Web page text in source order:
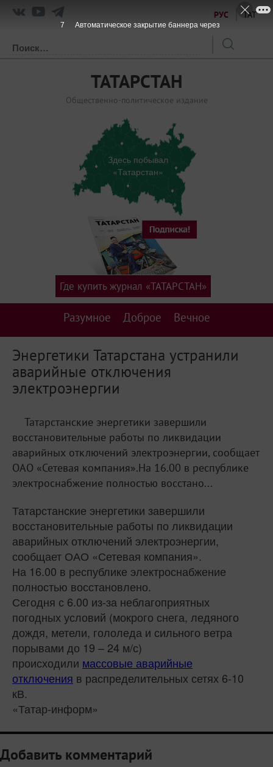
РУС ТАТ
ТАТАРСТАН
Общественно-политическое издание
Здесь побывал
«Татарстан»
Разумное Доброе Вечное
Где купить журнал «ТАТАРСТАН»
Энергетики Татарстана устранили
аварийные отключения
электроэнергии
Татарстанские энергетики завершили
восстановительные работы по ликвидации
аварийных отключений электроэнергии, сообщает
ОАО «Сетевая компания».На 16.00 в республике
электроснабжение полностью восстано...
Татарстанские энергетики завершили
восстановительные работы по ликвидации
аварийных отключений электроэнергии,
сообщает ОАО «Сетевая компания».
На 16.00 в республике электроснабжение
полностью восстановлено.
Сегодня с 6.00 из-за неблагоприятных
погодных условий (мокрого снега, ледяного
дождя, метели, гололеда и сильного ветра
порывами до 19 – 24 м/с)
происходили массовые аварийные
отключения в распределительных сетях 6-10
кВ.
«Татар-информ»
Добавить комментарий
7 Автоматическое закрытие баннера через